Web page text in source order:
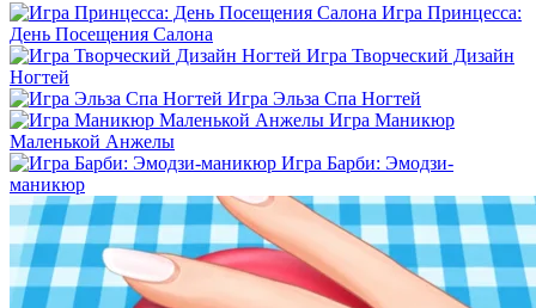
Игра Принцесса:
День Посещения Салона
Игра Творческий Дизайн
Ногтей
Игра Эльза Спа Ногтей
Игра Маникюр
Маленькой Анжелы
Игра Барби: Эмодзи-
маникюр